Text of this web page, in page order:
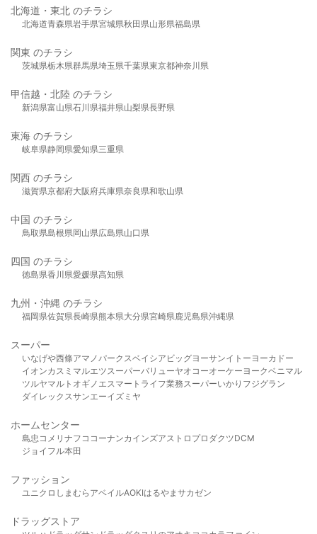
北海道・東北 のチラシ
北海道青森県岩手県宮城県秋田県山形県福島県
関東 のチラシ
茨城県栃木県群馬県埼玉県千葉県東京都神奈川県
甲信越・北陸 のチラシ
新潟県富山県石川県福井県山梨県長野県
東海 のチラシ
岐阜県静岡県愛知県三重県
関西 のチラシ
滋賀県京都府大阪府兵庫県奈良県和歌山県
中国 のチラシ
鳥取県島根県岡山県広島県山口県
四国 のチラシ
徳島県香川県愛媛県高知県
九州・沖縄 のチラシ
福岡県佐賀県長崎県熊本県大分県宮崎県鹿児島県沖縄県
スーパー
いなげや西條アマノパークスベイシア ビッグヨーサンイトーヨーカドー
イオンカスミ マルエツスーパーバリューヤオコーオーケー ヨークベニマル
ツルヤマルト オギノ エスマート ライフ業務スーパーいかり フジグラン
ダイレックスサンエーイズミヤ
ホームセンター
島忠 コメリ ナフコ コーナンカインズアストロプロダクツDCM
ジョイフル本田
ファッション
ユニクロ しまむら アベイルAOKIはるやま サカゼン
ドラッグストア